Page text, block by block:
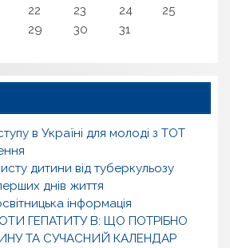
22 23 24
25
29 30
31
в Україні для молоді з ТОТ
дитини від туберкульозу
днів життя
інформація
ГЕПАТИТУ В: ЩО ПОТРІБНО
ТА СУЧАСНИЙ КАЛЕНДАР